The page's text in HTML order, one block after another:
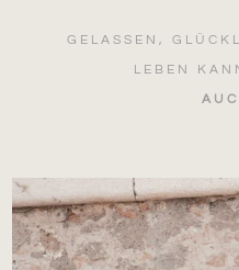
GELASSEN,
LEBEN